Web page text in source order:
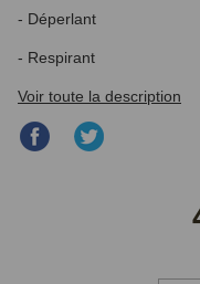
- Déperlant
- Respirant
Voir toute la description
Partager